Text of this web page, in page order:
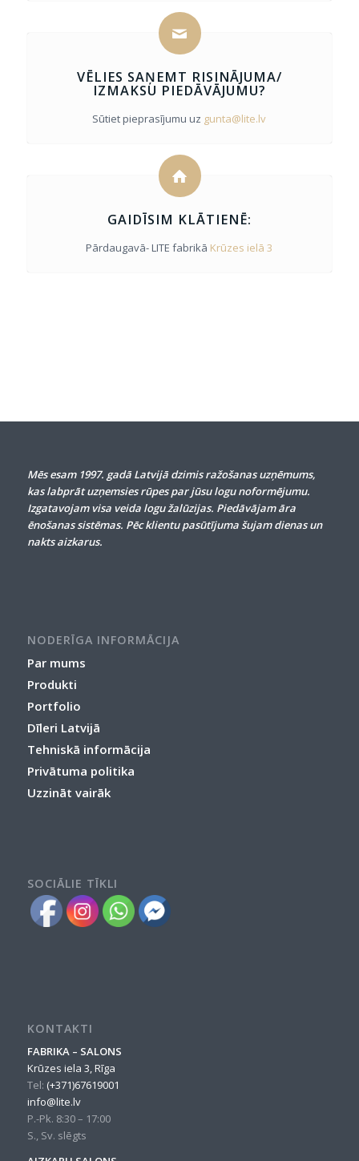
VĒLIES SAŅEMT RISINĀJUMA/
IZMAKSU PIEDĀVĀJUMU?
Sūtiet pieprasījumu uz gunta@lite.lv
GAIDĪSIM KLĀTIENĒ:
Pārdaugavā- LITE fabrikā Krūzes ielā 3
Mēs esam 1997. gadā Latvijā dzimis ražošanas uzņēmums,
kas labprāt uzņemsies rūpes par jūsu logu noformējumu.
Izgatavojam visa veida logu žalūzijas. Piedāvājam āra
ēnošanas sistēmas. Pēc klientu pasūtījuma šujam dienas un
nakts aizkarus.
NODERĪGA INFORMĀCIJA
Par mums
Produkti
Portfolio
Dīleri Latvijā
Tehniskā informācija
Privātuma politika
Uzzināt vairāk
SOCIĀLIE TĪKLI
KONTAKTI
FABRIKA – SALONS
Krūzes iela 3, Rīga
Tel: (+371)67619001
info@lite.lv
P.-Pk. 8:30 – 17:00
S., Sv. slēgts